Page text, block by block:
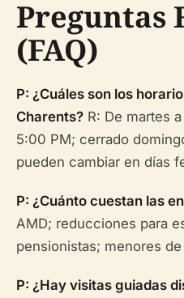
Preguntas
(FAQ)
P: ¿Cuáles son los
Charents? R: De martes
5:00 PM; cerrado
pueden cambiar en días
P: ¿Cuánto cuestan las
AMD; reducciones para
pensionistas; menores
P: ¿Hay visitas guiadas